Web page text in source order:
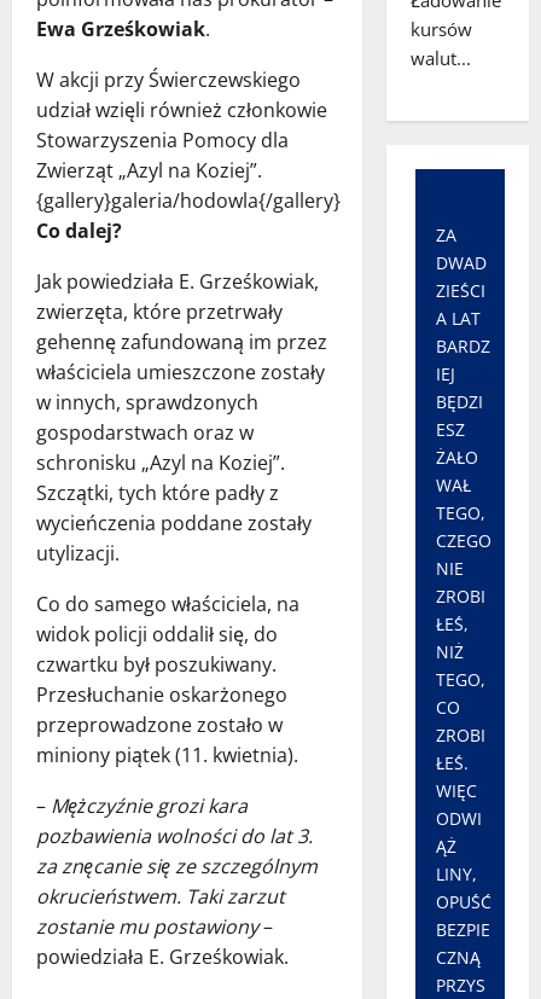
Ewa Grześkowiak.
W akcji przy Świerczewskiego
udział wzięli również członkowie
Stowarzyszenia Pomocy dla
Zwierząt „Azyl na Koziej”.
{gallery}galeria/hodowla{/gallery}
Co dalej?
Jak powiedziała E. Grześkowiak,
zwierzęta, które przetrwały
gehennę zafundowaną im przez
właściciela umieszczone zostały
w innych, sprawdzonych
gospodarstwach oraz w
schronisku „Azyl na Koziej”.
Szczątki, tych które padły z
wycieńczenia poddane zostały
utylizacji.
Co do samego właściciela, na
widok policji oddalił się, do
czwartku był poszukiwany.
Przesłuchanie oskarżonego
przeprowadzone zostało w
miniony piątek (11. kwietnia).
– Mężczyźnie grozi kara
pozbawienia wolności do lat 3.
za znęcanie się ze szczególnym
okrucieństwem. Taki zarzut
zostanie mu postawiony–
powiedziała E. Grześkowiak.
kursów
walut...
ZA
DWAD
ZIEŚCI
A LAT
BARDZ
IEJ
BĘDZI
ESZ
ŻAŁO
WAŁ
TEGO,
CZEGO
NIE
ZROBI
ŁEŚ,
NIŻ
TEGO,
CO
ZROBI
ŁEŚ.
WIĘC
ODWI
ĄŻ
LINY,
OPUŚĆ
BEZPIE
CZNĄ
PRZYS